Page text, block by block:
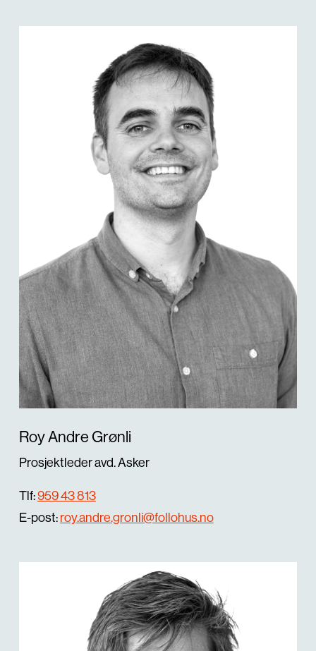
Roy Andre Grønli
Prosjektleder avd. Asker
Tlf:959 43 813
E-post:roy.andre.gronli@follohus.no